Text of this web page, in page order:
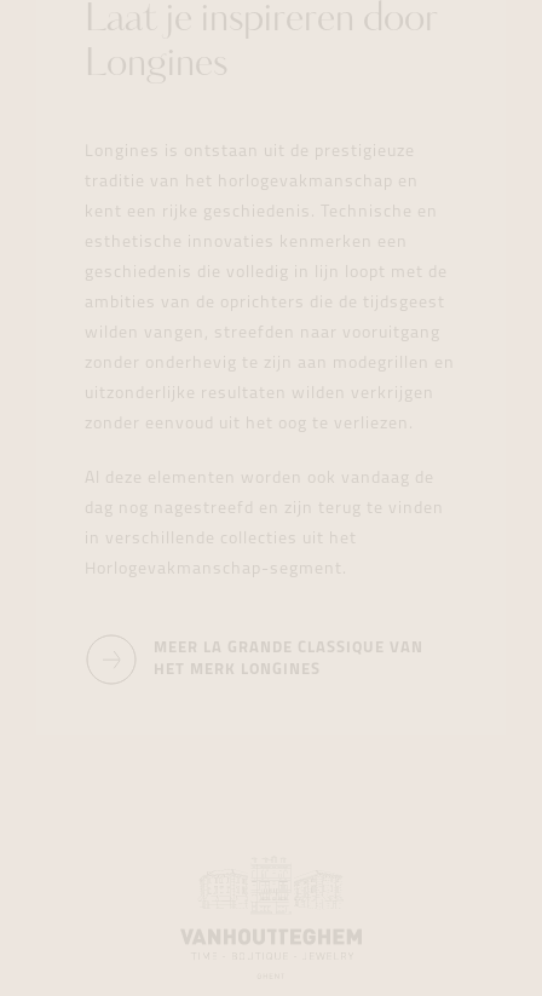
Laat je inspireren door
Longines
Longines is ontstaan uit de prestigieuze
traditie van het horlogevakmanschap en
kent een rijke geschiedenis. Technische en
esthetische innovaties kenmerken een
geschiedenis die volledig in lijn loopt met de
ambities van de oprichters die de tijdsgeest
wilden vangen, streefden naar vooruitgang
zonder onderhevig te zijn aan modegrillen en
uitzonderlijke resultaten wilden verkrijgen
zonder eenvoud uit het oog te verliezen.
Al deze elementen worden ook vandaag de
dag nog nagestreefd en zijn terug te vinden
in verschillende collecties uit het
Horlogevakmanschap-segment.
MEER LA GRANDE CLASSIQUE VAN
HET MERK LONGINES